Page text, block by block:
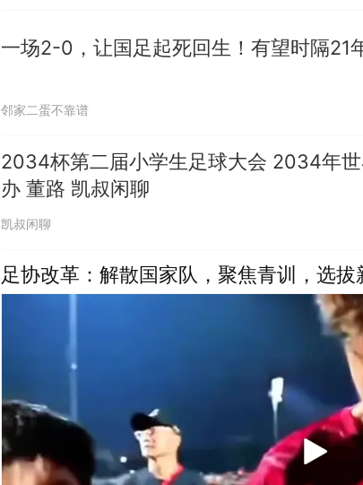
一场2-0，让国足起死回生！有望时隔21
邻家二蛋不靠谱
2034杯第二届小学生足球大会 2034年
办 董路 凯叔闲聊
凯叔闲聊
足协改革：解散国家队，聚焦青训，选拔